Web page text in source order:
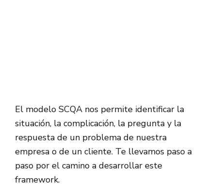
El modelo SCQA nos permite identificar la
situación, la complicación, la pregunta y la
respuesta de un problema de nuestra
empresa o de un cliente. Te llevamos paso a
paso por el camino a desarrollar este
framework.